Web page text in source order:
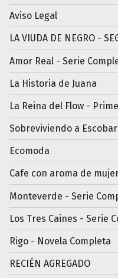
Aviso Legal
LA VIUDA DE NEGRO -
Amor Real - Serie
La Historia de Juana
La Reina del Flow -
Sobreviviendo a
Ecomoda
Cafe con aroma de
Monteverde - Serie
Los Tres Caines - Serie
Rigo - Novela Completa
RECIÉN AGREGADO